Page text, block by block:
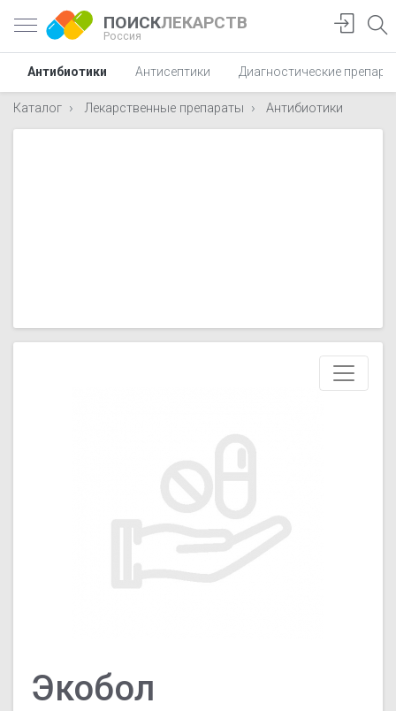
ПОИСКЛЕКАРСТВ
Россия
Антибиотики Антисептики Диагностические
Каталог Лекарственные препараты Антибиотики
Экобол